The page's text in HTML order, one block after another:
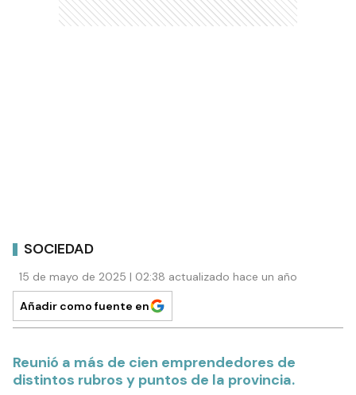
SOCIEDAD
15 de mayo de 2025 | 02:38 actualizado hace un año
Añadir como fuente en
Reunió a más de cien emprendedores de
distintos rubros y puntos de la provincia.